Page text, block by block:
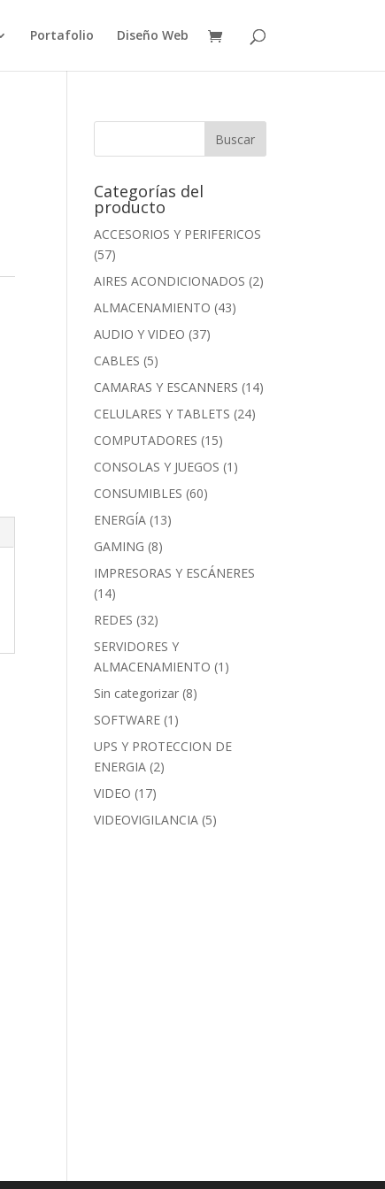
Portafolio Diseño Web
Categorías del
producto
ACCESORIOS Y PERIFERICOS
(57)
AIRES ACONDICIONADOS (2)
ALMACENAMIENTO (43)
AUDIO Y VIDEO (37)
CABLES (5)
CAMARAS Y ESCANNERS (14)
CELULARES Y TABLETS (24)
COMPUTADORES (15)
CONSOLAS Y JUEGOS (1)
CONSUMIBLES (60)
ENERGÍA (13)
GAMING (8)
IMPRESORAS Y ESCÁNERES
(14)
REDES (32)
SERVIDORES Y
ALMACENAMIENTO (1)
Sin categorizar (8)
SOFTWARE (1)
UPS Y PROTECCION DE
ENERGIA (2)
VIDEO (17)
VIDEOVIGILANCIA (5)